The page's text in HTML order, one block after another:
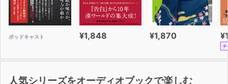
ポッドキャスト ¥1,848 ¥1,870
チ
人気シリーズをオーディオブックで楽しむ